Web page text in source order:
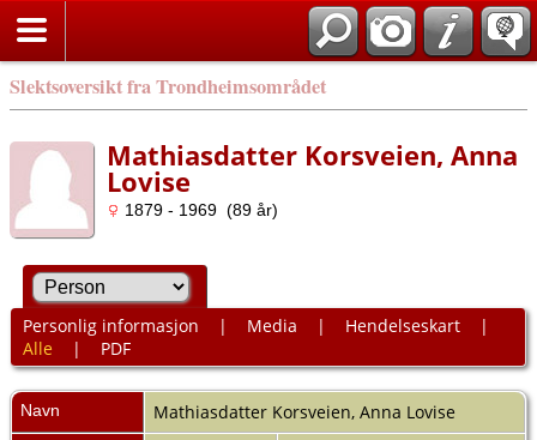
Slektsoversikt fra Trondheimsområdet
Mathiasdatter Korsveien, Anna
Lovise
1879 - 1969 (89 år)
Personlig informasjon | Media | Hendelseskart|
Alle | PDF
Navn Mathiasdatter Korsveien, Anna Lovise